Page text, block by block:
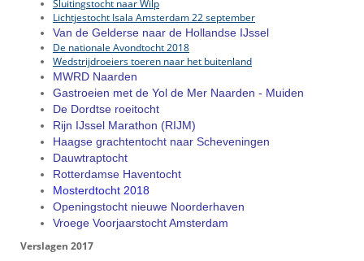
Sluitingstocht naar Wilp
Lichtjestocht Isala Amsterdam 22 september
Van de Gelderse naar de Hollandse IJssel
De nationale Avondtocht 2018
Wedstrijdroeiers toeren naar het buitenland
MWRD Naarden
Gastroeien met de Yol de Mer Naarden - Muiden
De Dordtse roeitocht
Rijn IJssel Marathon (RIJM)
Haagse grachtentocht naar Scheveningen
Dauwtraptocht
Rotterdamse Haventocht
Mosterdtocht 2018
Openingstocht nieuwe Noorderhaven
Vroege Voorjaarstocht Amsterdam
Verslagen 2017